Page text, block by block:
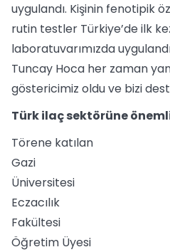
uygulandı. Kişinin fenotipik
rutin testler Türkiye’de ilk
laboratuvarımızda
Tuncay Hoca her zaman
göstericimiz oldu ve bizi
Türk ilaç sektörüne
Törene katılan
Gazi
Üniversitesi
Eczacılık
Fakültesi
Öğretim Üyesi